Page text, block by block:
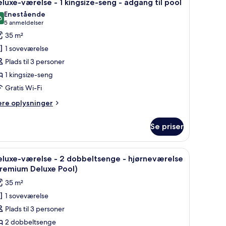
værelse - 1 kingsize-seng - adgang til pool
ud af 10
Enestående
5 anmeldelser
(5
anmeldelser)
35 m²
1 soveværelse
Plads til 3 personer
1 kingsize-seng
Gratis Wi-Fi
oplysninger
Se priser
et skrivebord og et klædeskab.Et moderne hotelværelse med en stor seng,
5
værelse - 2 dobbeltsenge - hjørneværelse
Deluxe Pool)
35 m²
1 soveværelse
Plads til 3 personer
2 dobbeltsenge